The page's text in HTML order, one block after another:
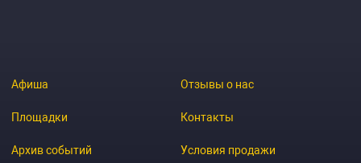
Афиша
Площадки
Архив событий
Отзывы о нас
Контакты
Условия продажи